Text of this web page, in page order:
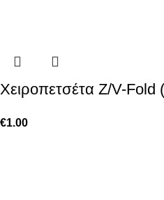
Χειροπετσέτα Z/V-Fold
€1.00